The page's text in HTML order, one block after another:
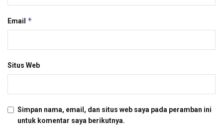
Email *
Situs Web
Simpan nama, email, dan situs web saya pada peramban ini
untuk komentar saya berikutnya.